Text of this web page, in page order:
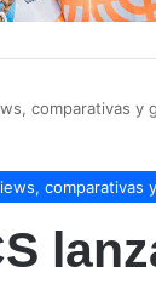
comparativas y
comparativas